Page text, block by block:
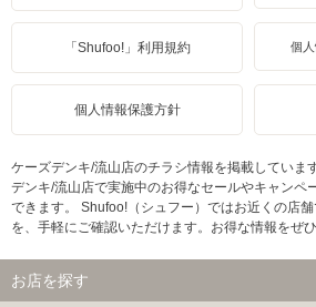
「Shufoo!」利用規約 個
個人情報保護方針
ケーズデンキ/流山店のチラシ情報を掲載していま
デンキ/流山店で実施中のお得なセールやキャンペ
できます。 Shufoo!（シュフー）ではお近くの店
を、手軽にご確認いただけます。お得な情報をぜ
お店を探す